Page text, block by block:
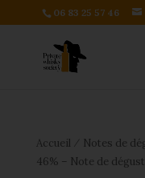
06 83 25 57 46
Accueil Notes de
46% – Note de